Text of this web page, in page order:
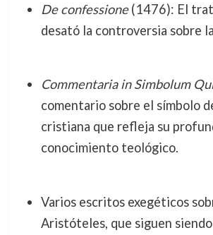
De confessione(1476): El
desató la controversia sobre
Commentaria in Simbolum
comentario sobre el símbolo
cristiana que refleja su
conocimiento teológico.
Varios escritos exegéticos
Aristóteles, que siguen